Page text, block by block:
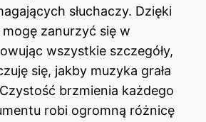
słuchaczy. Dzięki
zanurzyć się w
wszystkie szczegóły,
się, jakby muzyka grała
brzmienia każdego
robi ogromną różnicę